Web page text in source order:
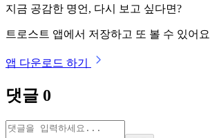
지금 공감한 명언, 다시 보고 싶다면?
트로스트 앱에서 저장하고 또 볼 수 있어요
앱 다운로드 하기
댓글 0